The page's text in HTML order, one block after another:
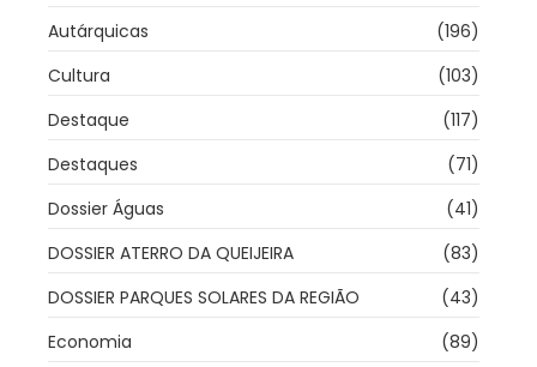
Autárquicas
(196)
Cultura
(103)
Destaque
(117)
Destaques
(71)
Dossier Águas
(41)
DOSSIER ATERRO DA QUEIJEIRA
(83)
DOSSIER PARQUES SOLARES DA REGIÃO
(43)
Economia
(89)